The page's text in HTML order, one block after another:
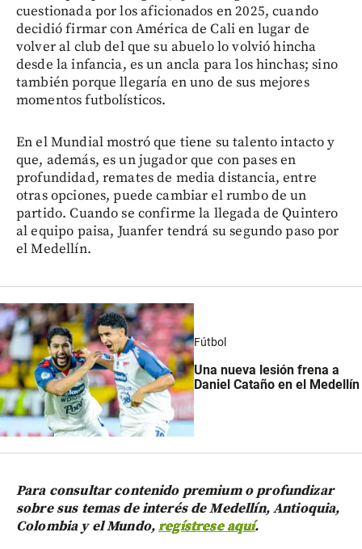
cuestionada por los aficionados en 2025, cuando
decidió firmar con América de Cali en lugar de
volver al club del que su abuelo lo volvió hincha
desde la infancia, es un ancla para los hinchas; sino
también porque llegaría en uno de sus mejores
momentos futbolísticos.
En el Mundial mostró que tiene su talento intacto y
que, además, es un jugador que con pases en
profundidad, remates de media distancia, entre
otras opciones, puede cambiar el rumbo de un
partido. Cuando se confirme la llegada de Quintero
al equipo paisa, Juanfer tendrá su segundo paso por
el Medellín.
Fútbol
Una nueva lesión frena a
Daniel Cataño en el Medellín
Para consultar contenido premium o profundizar
sobre sus temas de interés de Medellín, Antioquia,
Colombia y el Mundo,regístrese aquí.